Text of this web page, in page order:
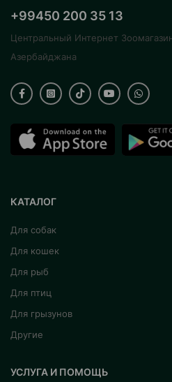
+99450 200 35 13
Центральный Интернет
Азербайджана
КАТАЛОГ
Для собак
Для кошек
Для рыб
Для птиц
Для грызунов
Другие
УСЛУГА И ПОМОЩЬ